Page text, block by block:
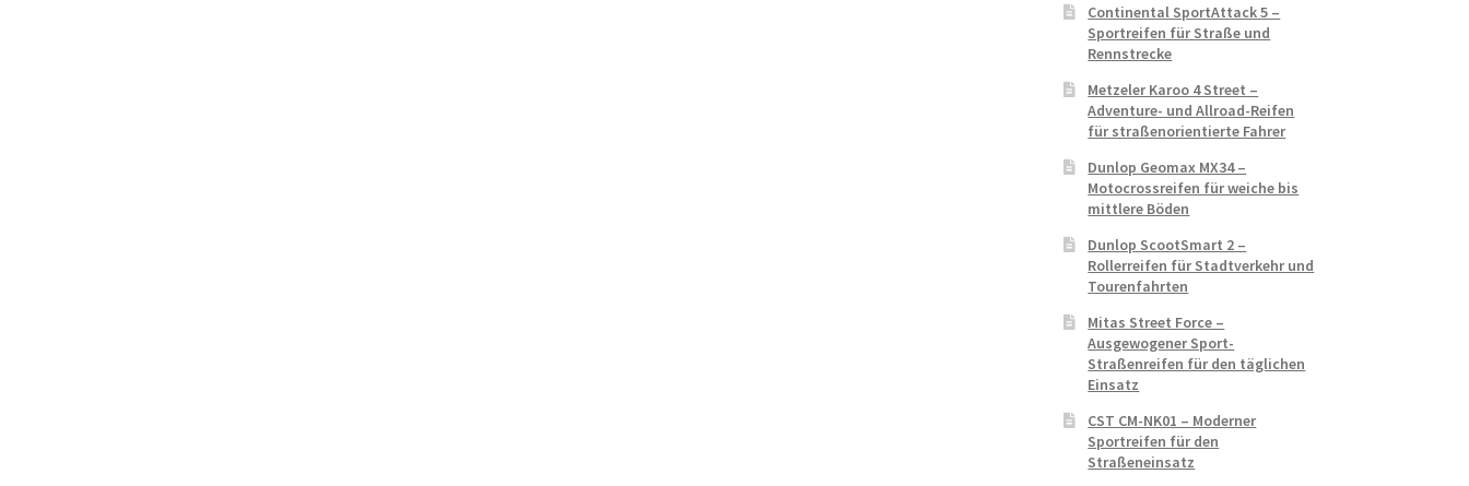
Continental SportAttack 5 –
Sportreifen für Straße und
Rennstrecke
Metzeler Karoo 4 Street –
Adventure- und Allroad-Reifen
für straßenorientierte Fahrer
Dunlop Geomax MX34 –
Motocrossreifen für weiche bis
mittlere Böden
Dunlop ScootSmart 2 –
Rollerreifen für Stadtverkehr und
Tourenfahrten
Mitas Street Force –
Ausgewogener Sport-
Straßenreifen für den täglichen
Einsatz
CST CM-NK01 – Moderner
Sportreifen für den
Straßeneinsatz